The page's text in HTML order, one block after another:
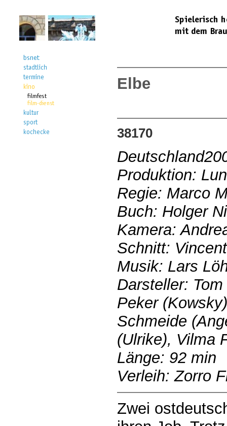
Elbe
38170
Produktion:
Regie: Marco
Buch: Holger
Kamera:
Schnitt:
Musik: Lars
Darsteller:
Peker
Schmeide
(Ulrike), Vilma
Länge: 92 min
Verleih: Zorro
Zwei